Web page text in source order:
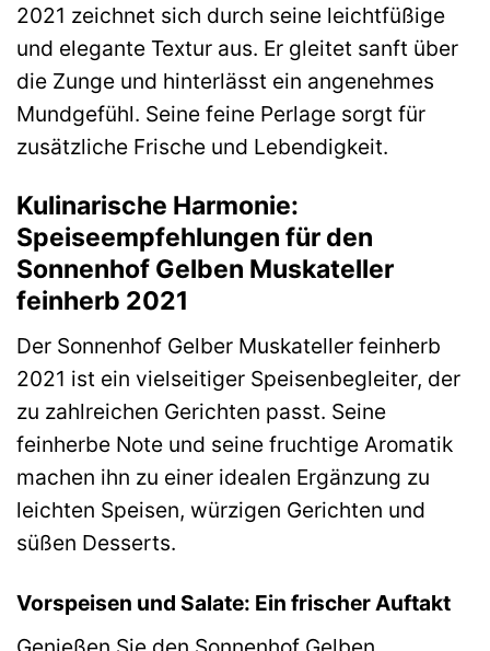
2021 zeichnet sich durch seine leichtfüßige
und elegante Textur aus. Er gleitet sanft über
die Zunge und hinterlässt ein angenehmes
Mundgefühl. Seine feine Perlage sorgt für
zusätzliche Frische und Lebendigkeit.
Kulinarische Harmonie:
Speiseempfehlungen für den
Sonnenhof Gelben Muskateller
feinherb 2021
Der Sonnenhof Gelber Muskateller feinherb
2021 ist ein vielseitiger Speisenbegleiter, der
zu zahlreichen Gerichten passt. Seine
feinherbe Note und seine fruchtige Aromatik
machen ihn zu einer idealen Ergänzung zu
leichten Speisen, würzigen Gerichten und
süßen Desserts.
Vorspeisen und Salate: Ein frischer Auftakt